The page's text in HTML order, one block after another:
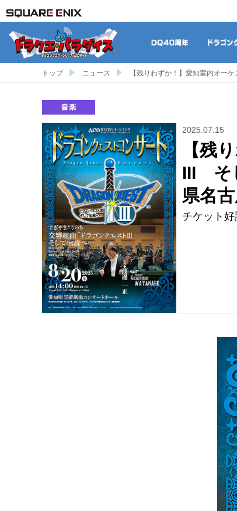
トップ ニュース 【残りわずか！】愛知室内オー
2025.07.15
【残
III そ
県名
チケット好